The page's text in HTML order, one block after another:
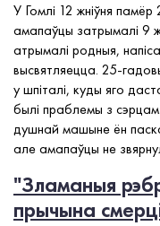
У Гомлі 12 жніўня
амапаўцы затрымалі 9
атрымалі родныя,
высвятляецца. 25-
у шпіталі, куды яго
былі праблемы з
душнай машыне ён
але амапаўцы не
"Зламаныя
прычына